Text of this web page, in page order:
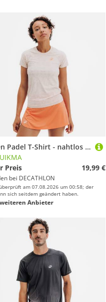
Damen Padel T-Shirt - nahtlos leicht beige
Preis
19,99 €
bei DECATHLON
am 07.08.2026 um 00:58; der
sich seitdem geändert haben.
Anbieter